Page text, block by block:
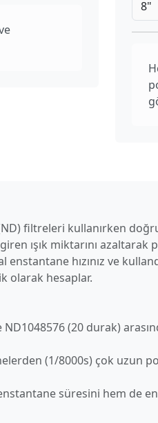
filtreleri kullanırken
ışık miktarını
hızınız ve
olarak hesaplar.
(20 durak)
(1/8000s) çok uzun
süresini hem de